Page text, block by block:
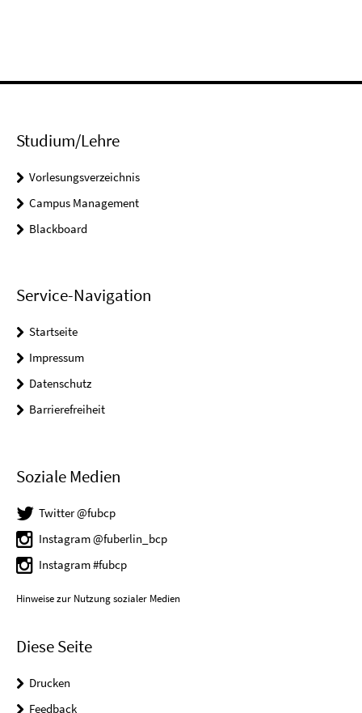
Studium/Lehre
Vorlesungsverzeichnis
Campus Management
Blackboard
Service-Navigation
Startseite
Impressum
Datenschutz
Barrierefreiheit
Soziale Medien
Twitter @fubcp
Instagram @fuberlin_bcp
Instagram #fubcp
Hinweise zur Nutzung sozialer Medien
Diese Seite
Drucken
Feedback